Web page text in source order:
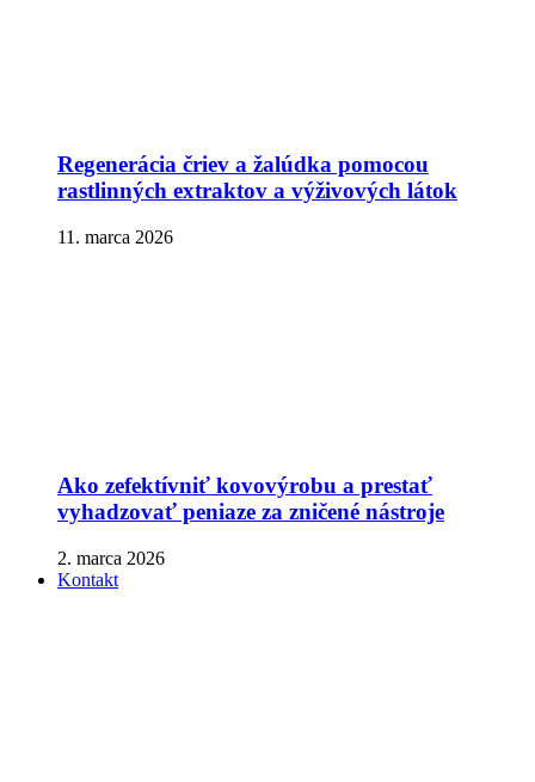
Regenerácia čriev a žalúdka pomocou
rastlinných extraktov a výživových látok
11. marca 2026
Ako zefektívniť kovovýrobu a prestať
vyhadzovať peniaze za zničené nástroje
2. marca 2026
Kontakt